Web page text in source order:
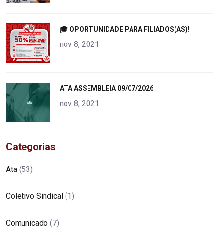
alt="product">
🎓 OPORTUNIDADE PARA FILIADOS(AS)!
nov 8, 2021
alt="product">
ATA ASSEMBLEIA 09/07/2026
nov 8, 2021
Categorias
Ata (53)
Coletivo Sindical (1)
Comunicado (7)